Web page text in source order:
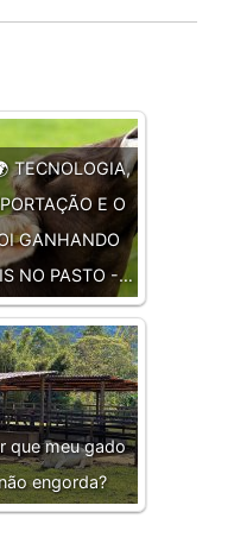
TECNOLOGIA,
E O
GANHANDO
NO PASTO -…
que meu gado
não engorda?